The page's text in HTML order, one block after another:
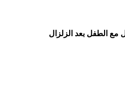
مع الطفل بعد الزلزال